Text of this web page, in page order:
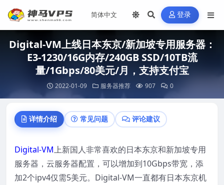
登录
Digital-VM上线日本东京/新加坡专用服务器：
E3-1230/16G内存/240GB SSD/10TB流
量/1Gbps/80美元/月，支持支付宝
2022-01-09 服务器推荐 907 0
详情介绍 常见问题 评论建议
Digital-VM上新国人非常喜欢的日本东京和新加坡专用
服务器，云服务器配置，可以增加到10Gbps带宽，添
加2个ipv4仅需5美元。Digital-VM一直都有日本东京机